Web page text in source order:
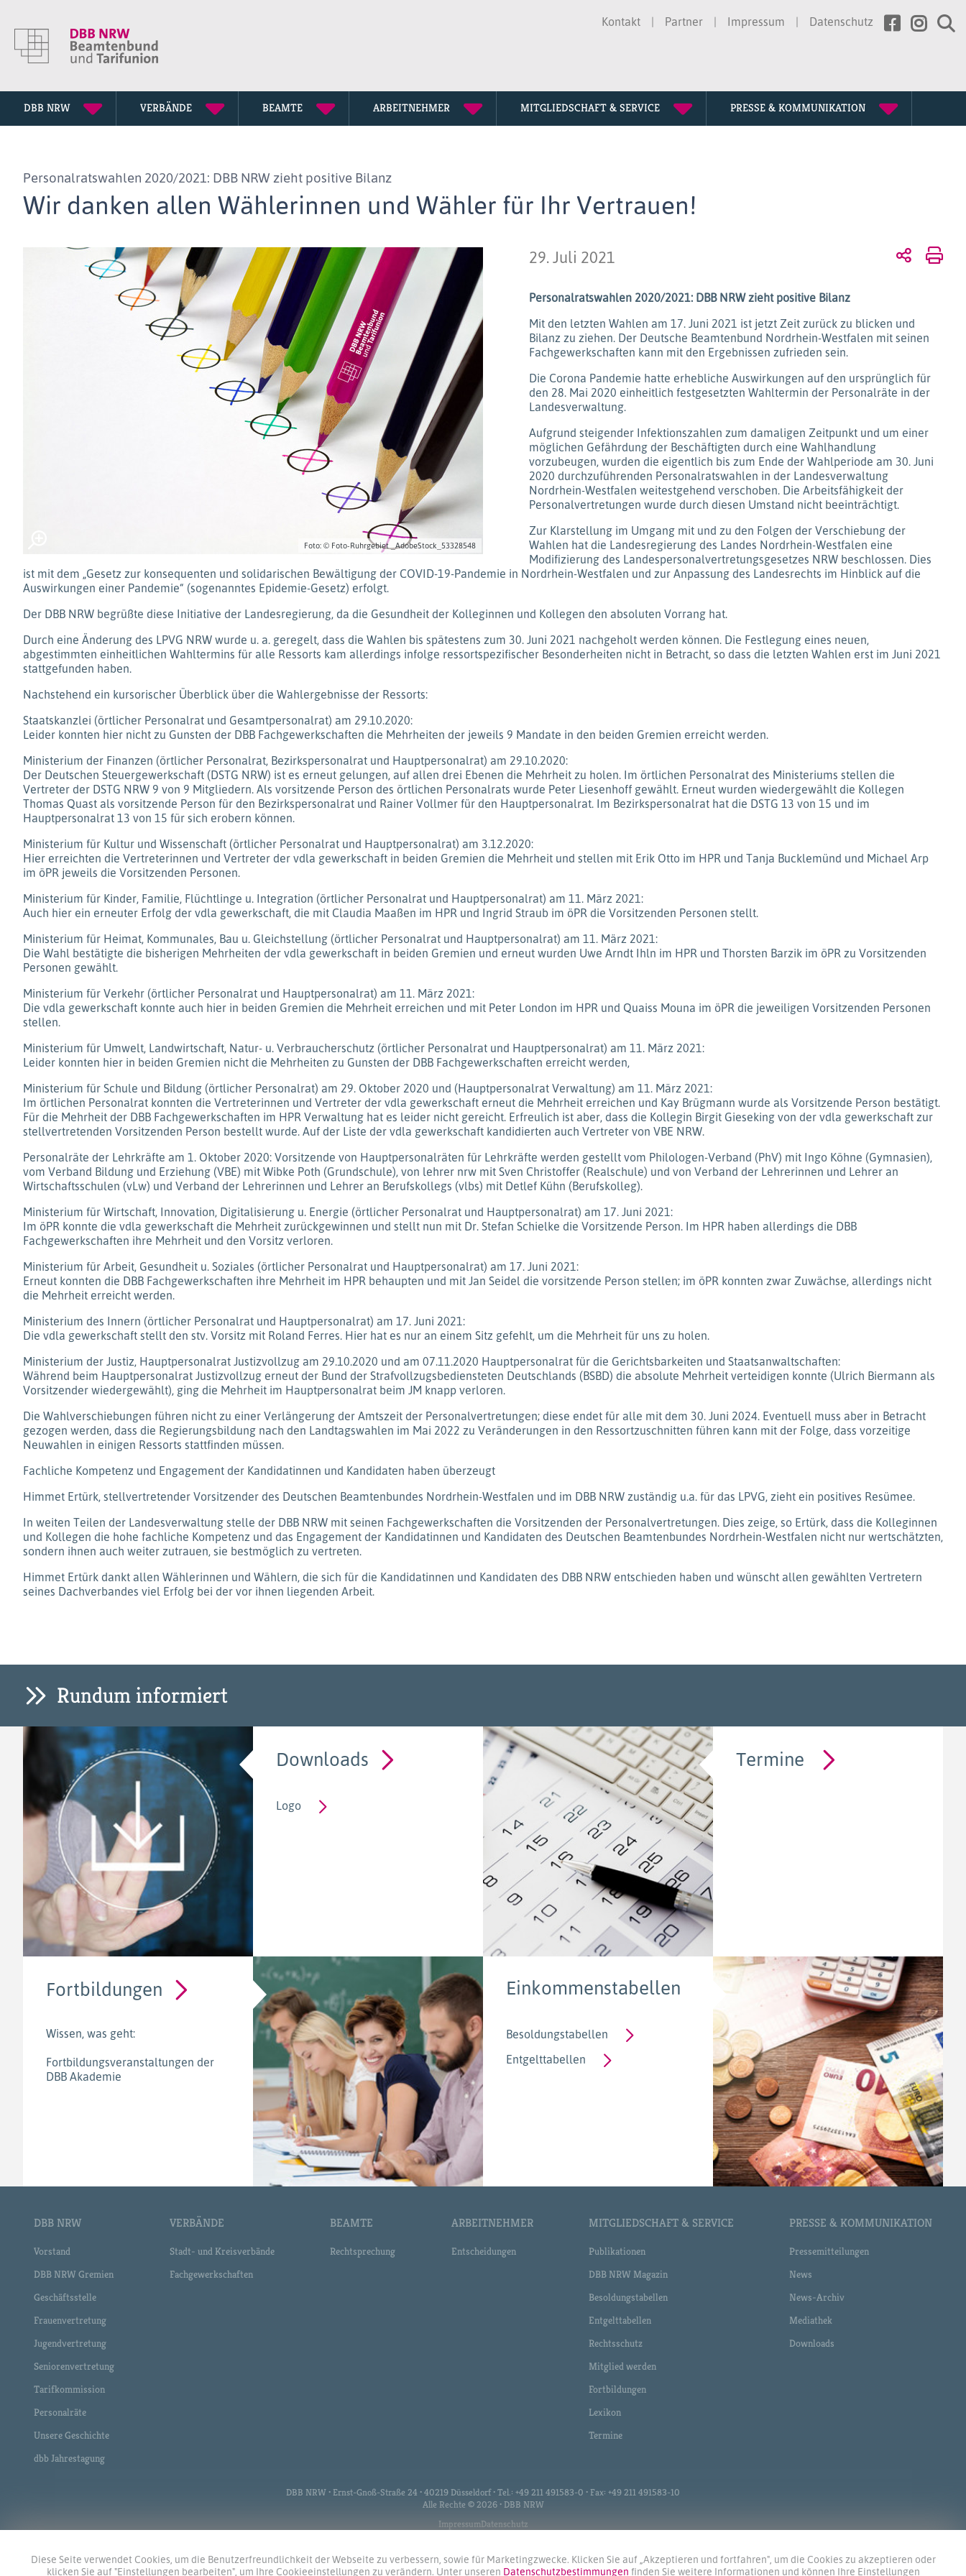
Kontakt Partner Impressum Datenschutz
DBB NRW
DBB NRW Gremien
Geschäftsstelle
Frauenvertretung
Jugendvertretung
Personalräte
Unsere Geschichte
VERBÄNDE
Fachgewerkschaften
BEAMTE ARBEITNEHMER MITGLIEDSCHAFT & SERVICE
DBB NRW Magazin
Besoldungstabellen
Entgelttabellen
Rechtsschutz
Lexikon
Termine
PRESSE & KOMMUNIKATION
News
News-Archiv
Personalratswahlen 2020/2021: DBB NRW zieht positive Bilanz
Wir danken allen Wählerinnen und Wähler für Ihr Vertrauen!
Foto: © Foto-Ruhrgebiet _AdobeStock_53328548
29. Juli 2021
Personalratswahlen 2020/2021: DBB NRW zieht positive Bilanz
Mit den letzten Wahlen am 17. Juni 2021 ist jetzt Zeit zurück zu blicken und
Bilanz zu ziehen. Der Deutsche Beamtenbund Nordrhein-Westfalen mit seinen
Fachgewerkschaften kann mit den Ergebnissen zufrieden sein.
Die Corona Pandemie hatte erhebliche Auswirkungen auf den ursprünglich für
den 28. Mai 2020 einheitlich festgesetzten Wahltermin der Personalräte in der
Landesverwaltung.
Aufgrund steigender Infektionszahlen zum damaligen Zeitpunkt und um einer
möglichen Gefährdung der Beschäftigten durch eine Wahlhandlung
vorzubeugen, wurden die eigentlich bis zum Ende der Wahlperiode am 30. Juni
2020 durchzuführenden Personalratswahlen in der Landesverwaltung
Nordrhein-Westfalen weitestgehend verschoben. Die Arbeitsfähigkeit der
Personalvertretungen wurde durch diesen Umstand nicht beeinträchtigt.
Zur Klarstellung im Umgang mit und zu den Folgen der Verschiebung der
Wahlen hat die Landesregierung des Landes Nordrhein-Westfalen eine
Modifizierung des Landespersonalvertretungsgesetzes NRW beschlossen. Dies
ist mit dem „Gesetz zur konsequenten und solidarischen Bewältigung der COVID-19-Pandemie in Nordrhein-Westfalen und zur Anpassung des Landesrechts im Hinblick auf die
Auswirkungen einer Pandemie“ (sogenanntes Epidemie-Gesetz) erfolgt.
Der DBB NRW begrüßte diese Initiative der Landesregierung, da die Gesundheit der Kolleginnen und Kollegen den absoluten Vorrang hat.
Durch eine Änderung des LPVG NRW wurde u. a. geregelt, dass die Wahlen bis spätestens zum 30. Juni 2021 nachgeholt werden können. Die Festlegung eines neuen,
abgestimmten einheitlichen Wahltermins für alle Ressorts kam allerdings infolge ressortspezifischer Besonderheiten nicht in Betracht, so dass die letzten Wahlen erst im Juni 2021
stattgefunden haben.
Nachstehend ein kursorischer Überblick über die Wahlergebnisse der Ressorts:
Staatskanzlei (örtlicher Personalrat und Gesamtpersonalrat) am 29.10.2020:
Leider konnten hier nicht zu Gunsten der DBB Fachgewerkschaften die Mehrheiten der jeweils 9 Mandate in den beiden Gremien erreicht werden.
Ministerium der Finanzen (örtlicher Personalrat, Bezirkspersonalrat und Hauptpersonalrat) am 29.10.2020:
Der Deutschen Steuergewerkschaft (DSTG NRW) ist es erneut gelungen, auf allen drei Ebenen die Mehrheit zu holen. Im örtlichen Personalrat des Ministeriums stellen die
Vertreter der DSTG NRW 9 von 9 Mitgliedern. Als vorsitzende Person des örtlichen Personalrats wurde Peter Liesenhoff gewählt. Erneut wurden wiedergewählt die Kollegen
Thomas Quast als vorsitzende Person für den Bezirkspersonalrat und Rainer Vollmer für den Hauptpersonalrat. Im Bezirkspersonalrat hat die DSTG 13 von 15 und im
Hauptpersonalrat 13 von 15 für sich erobern können.
Ministerium für Kultur und Wissenschaft (örtlicher Personalrat und Hauptpersonalrat) am 3.12.2020:
Hier erreichten die Vertreterinnen und Vertreter der vdla gewerkschaft in beiden Gremien die Mehrheit und stellen mit Erik Otto im HPR und Tanja Bucklemünd und Michael Arp
im öPR jeweils die Vorsitzenden Personen.
Ministerium für Kinder, Familie, Flüchtlinge u. Integration (örtlicher Personalrat und Hauptpersonalrat) am 11. März 2021:
Auch hier ein erneuter Erfolg der vdla gewerkschaft, die mit Claudia Maaßen im HPR und Ingrid Straub im öPR die Vorsitzenden Personen stellt.
Ministerium für Heimat, Kommunales, Bau u. Gleichstellung (örtlicher Personalrat und Hauptpersonalrat) am 11. März 2021:
Die Wahl bestätigte die bisherigen Mehrheiten der vdla gewerkschaft in beiden Gremien und erneut wurden Uwe Arndt Ihln im HPR und Thorsten Barzik im öPR zu Vorsitzenden
Personen gewählt.
Ministerium für Verkehr (örtlicher Personalrat und Hauptpersonalrat) am 11. März 2021:
Die vdla gewerkschaft konnte auch hier in beiden Gremien die Mehrheit erreichen und mit Peter London im HPR und Quaiss Mouna im öPR die jeweiligen Vorsitzenden Personen
stellen.
Ministerium für Umwelt, Landwirtschaft, Natur- u. Verbraucherschutz (örtlicher Personalrat und Hauptpersonalrat) am 11. März 2021:
Leider konnten hier in beiden Gremien nicht die Mehrheiten zu Gunsten der DBB Fachgewerkschaften erreicht werden,
Ministerium für Schule und Bildung (örtlicher Personalrat) am 29. Oktober 2020 und (Hauptpersonalrat Verwaltung) am 11. März 2021:
Im örtlichen Personalrat konnten die Vertreterinnen und Vertreter der vdla gewerkschaft erneut die Mehrheit erreichen und Kay Brügmann wurde als Vorsitzende Person bestätigt.
Für die Mehrheit der DBB Fachgewerkschaften im HPR Verwaltung hat es leider nicht gereicht. Erfreulich ist aber, dass die Kollegin Birgit Gieseking von der vdla gewerkschaft zur
stellvertretenden Vorsitzenden Person bestellt wurde. Auf der Liste der vdla gewerkschaft kandidierten auch Vertreter von VBE NRW.
Personalräte der Lehrkräfte am 1. Oktober 2020: Vorsitzende von Hauptpersonalräten für Lehrkräfte werden gestellt vom Philologen-Verband (PhV) mit Ingo Köhne (Gymnasien),
vom Verband Bildung und Erziehung (VBE) mit Wibke Poth (Grundschule), von lehrer nrw mit Sven Christoffer (Realschule) und von Verband der Lehrerinnen und Lehrer an
Wirtschaftsschulen (vLw) und Verband der Lehrerinnen und Lehrer an Berufskollegs (vlbs) mit Detlef Kühn (Berufskolleg).
Ministerium für Wirtschaft, Innovation, Digitalisierung u. Energie (örtlicher Personalrat und Hauptpersonalrat) am 17. Juni 2021:
Im öPR konnte die vdla gewerkschaft die Mehrheit zurückgewinnen und stellt nun mit Dr. Stefan Schielke die Vorsitzende Person. Im HPR haben allerdings die DBB
Fachgewerkschaften ihre Mehrheit und den Vorsitz verloren.
Ministerium für Arbeit, Gesundheit u. Soziales (örtlicher Personalrat und Hauptpersonalrat) am 17. Juni 2021:
Erneut konnten die DBB Fachgewerkschaften ihre Mehrheit im HPR behaupten und mit Jan Seidel die vorsitzende Person stellen; im öPR konnten zwar Zuwächse, allerdings nicht
die Mehrheit erreicht werden.
Ministerium des Innern (örtlicher Personalrat und Hauptpersonalrat) am 17. Juni 2021:
Die vdla gewerkschaft stellt den stv. Vorsitz mit Roland Ferres. Hier hat es nur an einem Sitz gefehlt, um die Mehrheit für uns zu holen.
Ministerium der Justiz, Hauptpersonalrat Justizvollzug am 29.10.2020 und am 07.11.2020 Hauptpersonalrat für die Gerichtsbarkeiten und Staatsanwaltschaften:
Während beim Hauptpersonalrat Justizvollzug erneut der Bund der Strafvollzugsbediensteten Deutschlands (BSBD) die absolute Mehrheit verteidigen konnte (Ulrich Biermann als
Vorsitzender wiedergewählt), ging die Mehrheit im Hauptpersonalrat beim JM knapp verloren.
Die Wahlverschiebungen führen nicht zu einer Verlängerung der Amtszeit der Personalvertretungen; diese endet für alle mit dem 30. Juni 2024. Eventuell muss aber in Betracht
gezogen werden, dass die Regierungsbildung nach den Landtagswahlen im Mai 2022 zu Veränderungen in den Ressortzuschnitten führen kann mit der Folge, dass vorzeitige
Neuwahlen in einigen Ressorts stattfinden müssen.
Fachliche Kompetenz und Engagement der Kandidatinnen und Kandidaten haben überzeugt
Himmet Ertürk, stellvertretender Vorsitzender des Deutschen Beamtenbundes Nordrhein-Westfalen und im DBB NRW zuständig u.a. für das LPVG, zieht ein positives Resümee.
In weiten Teilen der Landesverwaltung stelle der DBB NRW mit seinen Fachgewerkschaften die Vorsitzenden der Personalvertretungen. Dies zeige, so Ertürk, dass die Kolleginnen
und Kollegen die hohe fachliche Kompetenz und das Engagement der Kandidatinnen und Kandidaten des Deutschen Beamtenbundes Nordrhein-Westfalen nicht nur wertschätzten,
sondern ihnen auch weiter zutrauen, sie bestmöglich zu vertreten.
Himmet Ertürk dankt allen Wählerinnen und Wählern, die sich für die Kandidatinnen und Kandidaten des DBB NRW entschieden haben und wünscht allen gewählten Vertretern
seines Dachverbandes viel Erfolg bei der vor ihnen liegenden Arbeit.
Rundum informiert
Downloads
Logo
Termine
Fortbildungen
Wissen, was geht:
Fortbildungsveranstaltungen der
DBB Akademie
Einkommenstabellen
Besoldungstabellen
Entgelttabellen
DBB NRW
Vorstand
DBB NRW Gremien
Geschäftsstelle
Frauenvertretung
Jugendvertretung
Seniorenvertretung
Tarifkommission
Personalräte
Unsere Geschichte
dbb Jahrestagung
VERBÄNDE
Stadt- und Kreisverbände
Fachgewerkschaften
BEAMTE
Rechtsprechung
ARBEITNEHMER
Entscheidungen
MITGLIEDSCHAFT & SERVICE
Publikationen
DBB NRW Magazin
Besoldungstabellen
Entgelttabellen
Rechtsschutz
Mitglied werden
Fortbildungen
Lexikon
Termine
PRESSE & KOMMUNIKATION
Pressemitteilungen
News
News-Archiv
Mediathek
Downloads
DBB NRW • Ernst-Gnoß-Straße 24 • 40219 Düsseldorf • Tel.: +49 211 491583-0 • Fax: +49 211 491583-10
Alle Rechte © 2026 • DBB NRW
ImpressumDatenschutz
Diese Seite verwendet Cookies, um die Benutzerfreundlichkeit der Webseite zu verbessern, sowie für Marketingzwecke. Klicken Sie auf „Akzeptieren und fortfahren", um die Cookies zu akzeptieren oder
klicken Sie auf "Einstellungen bearbeiten", um Ihre Cookieeinstellungen zu verändern. Unter unseren Datenschutzbestimmungen finden Sie weitere Informationen und können Ihre Einstellungen